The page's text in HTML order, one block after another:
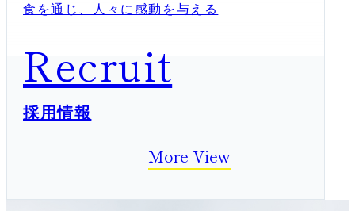
食を通じ、人々に感動を与える
Recruit
採用情報
More View